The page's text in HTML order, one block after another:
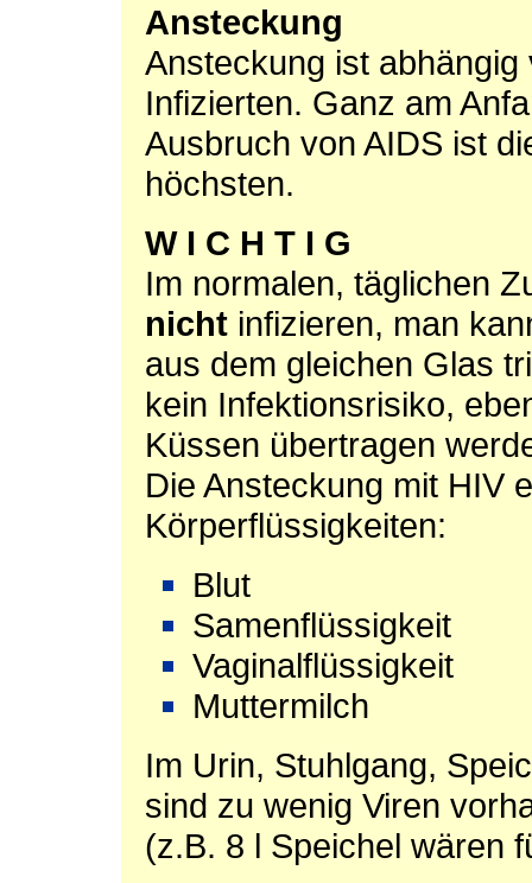
Ansteckung
Ansteckung ist
Infizierten. Ganz am
Ausbruch von AIDS ist
höchsten.
W I C H T I G
Im normalen, täglichen
nicht infizieren, man
aus dem gleichen Glas
kein Infektionsrisiko,
Küssen übertragen
Die Ansteckung mit HIV
Körperflüssigkeiten:
Blut
Samenflüssigkeit
Vaginalflüssigkeit
Muttermilch
Im Urin, Stuhlgang,
sind zu wenig Viren
(z.B. 8 l Speichel wären